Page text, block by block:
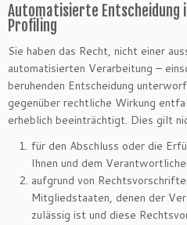
Automatisierte Entscheidung
Profiling
Sie haben das Recht, nicht einer
automatisierten Verarbeitung –
beruhenden Entscheidung
gegenüber rechtliche Wirkung
erheblich beeinträchtigt. Dies gilt
für den Abschluss oder die
Ihnen und dem
aufgrund von
Mitgliedstaaten, denen der
zulässig ist und diese